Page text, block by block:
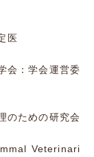
医
会：学会運営委
のための研究会
Veterinari